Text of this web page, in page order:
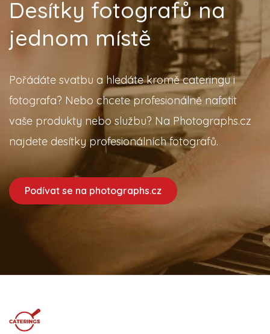
Desítky fotografů na
jednom místě
Pořádáte svatbu a hledáte kromě cateringu i
fotografa? Nebo chcete profesionálně nafotit
vaše produkty nebo službu? Na Photographs.cz
najdete desítky profesionálních fotografů.
Podívat se na photographs.cz